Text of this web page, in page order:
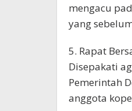
mengacu
yang
5. Rapat
Disepakati
Pemerintah
anggota